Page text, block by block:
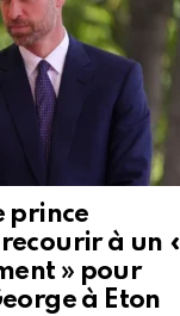
prince
à un «
» pour
à Eton